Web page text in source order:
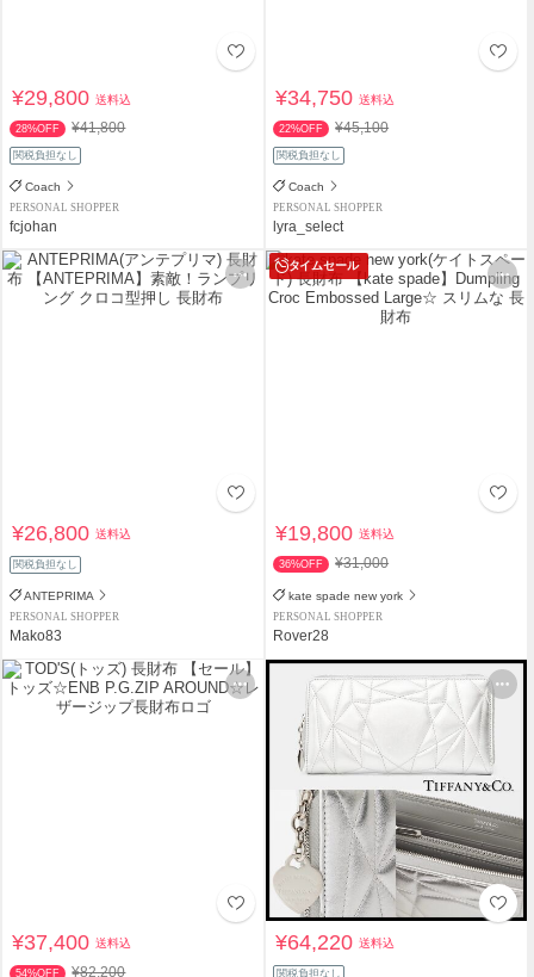
¥29,800送料込
28%OFF ¥41,800
関税負担なし
Coach
PERSONAL SHOPPER
fcjohan
¥34,750送料込
22%OFF ¥45,100
関税負担なし
Coach
PERSONAL SHOPPER
lyra_select
¥26,800送料込
関税負担なし
ANTEPRIMA
PERSONAL SHOPPER
Mako83
タイムセール
¥19,800送料込
36%OFF ¥31,000
kate spade new york
PERSONAL SHOPPER
Rover28
¥37,400送料込
54%OFF ¥82,200
¥64,220送料込
関税負担なし